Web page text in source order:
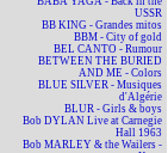
USSR
BB KING - Grandes mitos
BBM - City of gold
BEL CANTO - Rumour
BETWEEN THE BURIED
AND ME - Colors
BLUE SILVER - Musiques
d'Algérie
BLUR - Girls & boys
Bob DYLAN Live at Carnegie
Hall 1963
Bob MARLEY & the Wailers -